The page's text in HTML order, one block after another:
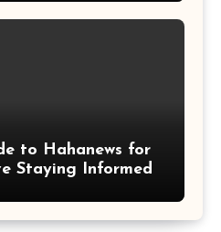
to Hahanews for
Staying Informed